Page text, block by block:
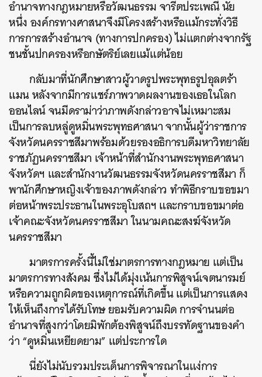
อำนาจทางกฎหมายหรือวัฒนธรรม จารีตประเพณี นัย
หนึ่ง องค์กรทางศาสนาจึงมีโครงสร้างหรือแม้กระทั่งวิธี
การการสร้างอำนาจ (ทางการปกครอง) ไม่แตกต่างจากรัฐ
ชนชั้นปกครองหรือกษัตริย์เลยแม้แต่น้อย
กลับมาที่นักศึกษาสาวผู้วาดรูปพระพุทธรูปอุลตร้า
แมน หลังจากมีการแชร์ภาพวาดผลงานของเธอในโลก
ออนไลน์ จนมีดราม่าว่าภาพดังกล่าวอาจไม่เหมาะสม
เป็นการลบหลู่ดูหมิ่นพระพุทธศาสนา จากนั้นผู้ว่าราชการ
จังหวัดนครราชสีมาพร้อมด้วยรองอธิการบดีมหาวิทยาลัย
ราชภัฏนครราชสีมา เจ้าหน้าที่สำนักงานพระพุทธศาสนา
จังหวัดฯ และสำนักงานวัฒนธรรมจังหวัดนครราชสีมา ก็
พานักศึกษาหญิงเจ้าของภาพดังกล่าว ทำพิธีกราบขอขมา
ต่อหน้าพระประธานในพระอุโบสถฯ และกราบขอขมาต่อ
เจ้าคณะจังหวัดนครราชสีมา ในนามคณะสงฆ์จังหวัด
นครราชสีมา
มาตรการครั้งนี้ไม่ใช่มาตรการทางกฎหมาย แต่เป็น
มาตรการทางสังคม ซึ่งไม่ได้มุ่งเน้นการพิสูจน์เจตนารมย์
หรือความถูกผิดของเหตุการณ์ที่เกิดขึ้น แต่เป็นการแสดง
ให้เห็นถึงการได้รับโทษ ยอมรับความผิด การจำนนต่อ
อำนาจที่สูงกว่าโดยมิพักต้องพิสูจน์ถึงบรรทัดฐานของคำ
ว่า “ดูหมิ่นเหยียดยาม” แต่ประการใด
นี่ยังไม่นับรวมประเด็นการพิจารณาในแง่การ
ค้นหา
SHARE TWEET LINE EMAIL